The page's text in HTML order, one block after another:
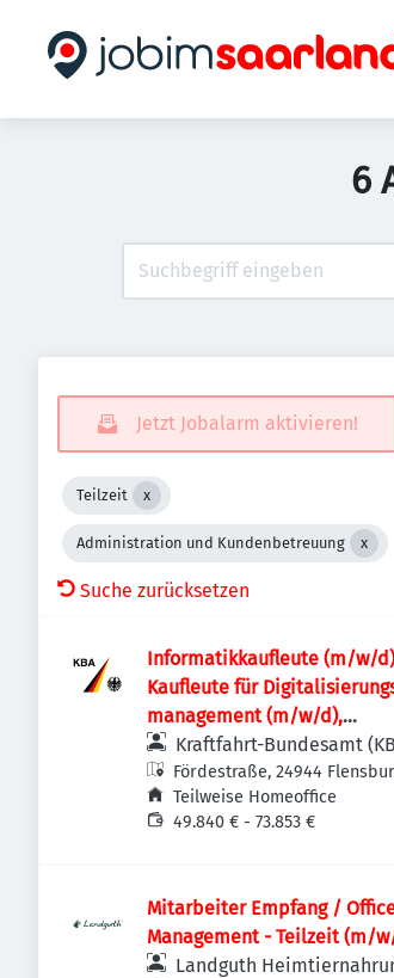
6
Jetzt Jobalarm aktivieren!
Teilzeit
Administration und Kundenbetreuung
Suche zurücksetzen
Informatik­kaufleute (m/w/
Kaufleute für
management (m/w/d),
Fachinformatikerinnen /
Fachinformatiker (m/w/d)
vergleichbare IT-Ausbildung
Leitstand im Rechenzentrum
Kraftfahrt-Bundesamt
Fördestraße, 24944
Deutschland
Teilweise Homeoffice
49.840 € - 73.853 €
Mitarbeiter Empfang /
Management - Teilzeit (m/
Landguth